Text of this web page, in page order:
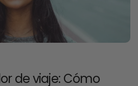
de viaje: Cómo